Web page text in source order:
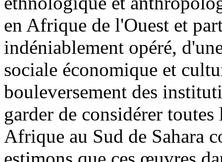
en Afrique de l'Ouest et
indéniablement opéré,
sociale économique et
bouleversement des
garder de considérer toutes
Afrique au Sud de Sahara